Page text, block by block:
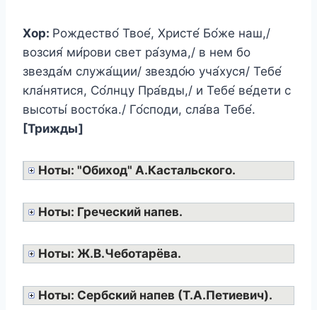
Хор: Рождество́ Твое́, Христе́ Бо́же наш,/
возсия́ ми́рови свет ра́зума,/ в нем бо
звезда́м служа́щии/ звездо́ю уча́хуся/ Тебе́
кла́нятися, Со́лнцу Пра́вды,/ и Тебе́ ве́дети с
высоты́ восто́ка./ Го́споди, сла́ва Тебе́.
[Трижды]
Ноты: "Обиход" А.Кастальского.
Ноты: Греческий напев.
Ноты: Ж.В.Чеботарёва.
Ноты: Сербский напев (Т.А.Петиевич).